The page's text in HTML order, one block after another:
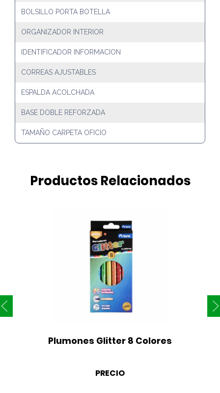
BOLSILLO PORTA BOTELLA
ORGANIZADOR INTERIOR
IDENTIFICADOR INFORMACION
CORREAS AJUSTABLES
ESPALDA ACOLCHADA
BASE DOBLE REFORZADA
TAMAÑO CARPETA OFICIO
Productos Relacionados
Plumones Glitter 8 Colores
PRECIO